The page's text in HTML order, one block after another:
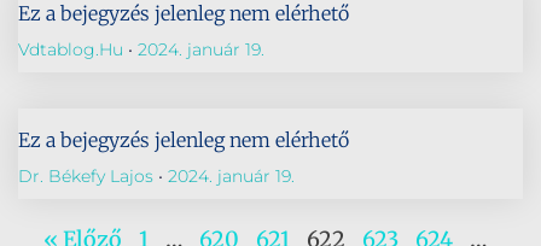
Ez a bejegyzés jelenleg nem elérhető
Vdtablog.hu 2024. január 19.
Ez a bejegyzés jelenleg nem elérhető
Dr. Békefy Lajos 2024. január 19.
« Előző 1 … 620 621 622 623 624
…